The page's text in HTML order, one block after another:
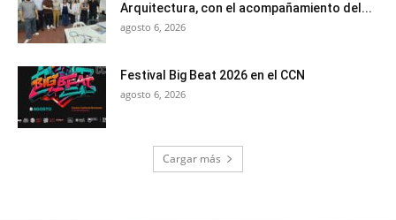
Arquitectura, con el acompañamiento del...
agosto 6, 2026
Festival Big Beat 2026 en el CCN
agosto 6, 2026
Cargar más